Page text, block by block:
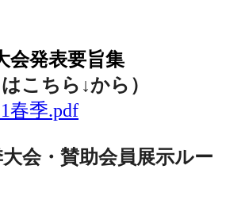
会発表要旨集
こちら↓から ）
春季.pdf
会・賛助会員展示ルー